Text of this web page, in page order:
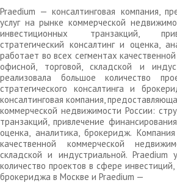
Praedium — консалтинговая компания,
услуг на рынке коммерческой
инвестиционных транзакций,
стратегический консалтинг и оценка,
работает во всех сегментах
офисной, торговой, складской и
реализовала большое количество
стратегического консалтинга и
консалтинговая компания,
коммерческой недвижимости России:
транзакций, привлечение
оценка, аналитика, брокеридж.
качественной коммерческой
складской и индустриальной. Praedium
количество проектов в сфере инвестиций,
брокериджа в Москве и Praedium —